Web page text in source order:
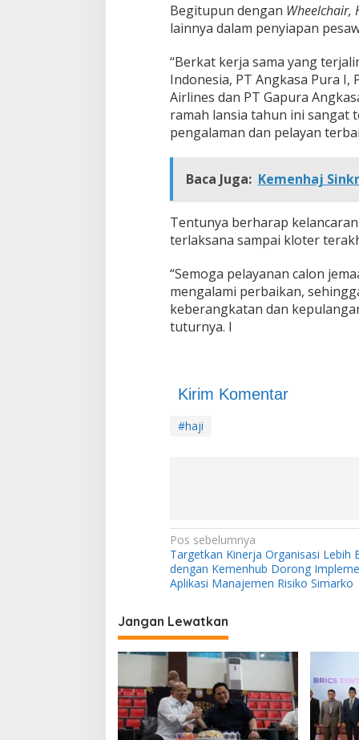
k
a
n
C
a
l
o
n
m
h
H
j
Begitupun dengan Wheelchair,
lainnya dalam penyiapan
“Berkat kerja sama yang
Indonesia, PT Angkasa Pura I,
Airlines dan PT Gapura
ramah lansia tahun ini sangat
pengalaman dan pelayan
Baca Juga: Kemenhaj
Tentunya berharap
terlaksana sampai kloter
“Semoga pelayanan calon
mengalami perbaikan,
keberangkatan dan
tuturnya. I
Kirim Komentar
#haji
N
a
v
i
g
a
s
i
p
Pos sebelumnya
Targetkan Kinerja Organisasi Lebih
dengan Kemenhub Dorong
Aplikasi Manajemen Risiko Simarko
Jangan Lewatkan